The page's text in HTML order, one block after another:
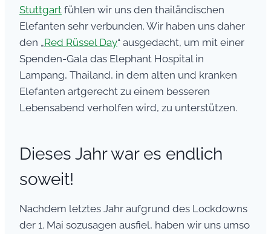
Stuttgart fühlen wir uns den thailändischen
Elefanten sehr verbunden. Wir haben uns daher
den „Red Rüssel Day“ ausgedacht, um mit einer
Spenden-Gala das Elephant Hospital in
Lampang, Thailand, in dem alten und kranken
Elefanten artgerecht zu einem besseren
Lebensabend verholfen wird, zu unterstützen.
Dieses Jahr war es endlich
soweit!
Nachdem letztes Jahr aufgrund des Lockdowns
der 1. Mai sozusagen ausfiel, haben wir uns umso